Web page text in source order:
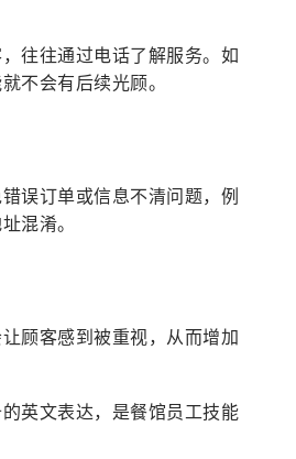
往往通过电话了解服务。如
不会有后续光顾。
误订单或信息不清问题，例
混淆。
顾客感到被重视，从而增加
英文表达，是餐馆员工技能